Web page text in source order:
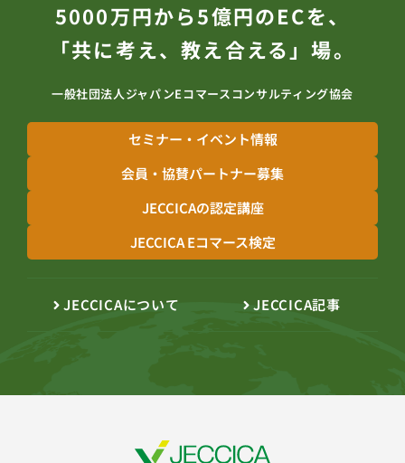
5000万円から5億円のECを、
「共に考え、教え合える」場。
一般社団法人ジャパンEコマースコンサルティング協会
セミナー・イベント情報
会員・協賛パートナー募集
JECCICAの認定講座
JECCICA Eコマース検定
JECCICAについて JECCICA記事